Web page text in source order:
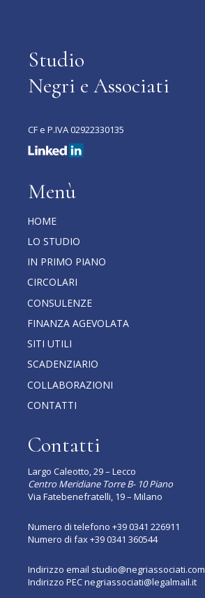
Studio
Negri e Associati
CF e P.IVA 02922330135
Menù
HOME
LO STUDIO
IN PRIMO PIANO
CIRCOLARI
CONSULENZE
FINANZA AGEVOLATA
SITI UTILI
SCADENZIARIO
COLLABORAZIONI
CONTATTI
Contatti
Largo Caleotto, 29 – Lecco
Centro Meridiane Torre B- 10 Piano
Via Fatebenefratelli, 19 – Milano
Numero di telefono +39 0341 226911
Numero di fax +39 0341 360544
Indirizzo email studio@negriassociati.com
Indirizzo PECnegriassociati@legalmail.it